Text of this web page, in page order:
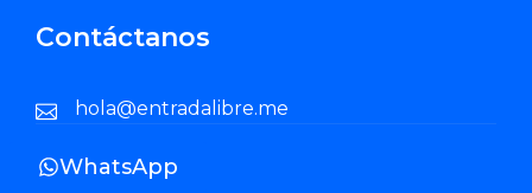
Contáctanos
hola@entradalibre.me
WhatsApp